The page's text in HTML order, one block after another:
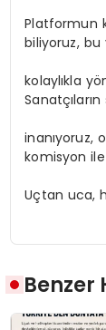
Platformun
biliyoruz, bu
kolaylıkla
inanıyoruz,
komisyon
Uçtan uca,
Benzer